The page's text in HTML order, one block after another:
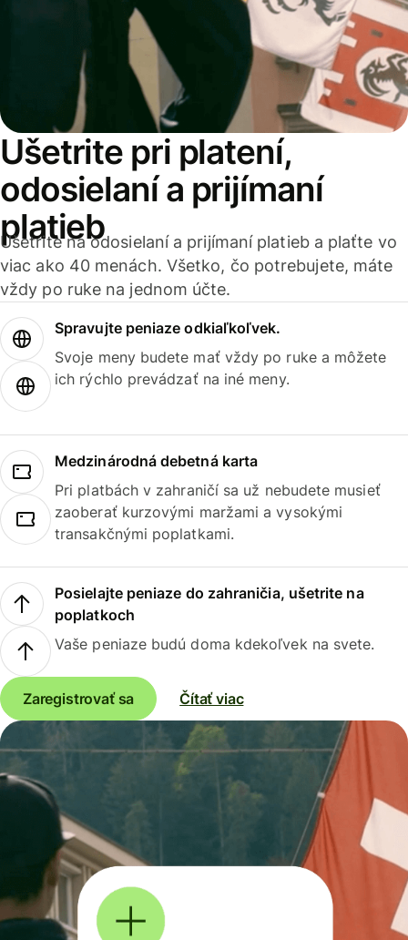
Ušetrite pri platení,
odosielaní a prijímaní
platieb
Ušetrite na odosielaní a prijímaní platieb a plaťte vo
viac ako 40 menách. Všetko, čo potrebujete, máte
vždy po ruke na jednom účte.
Spravujte peniaze odkiaľkoľvek.
Svoje meny budete mať vždy po ruke a môžete
ich rýchlo prevádzať na iné meny.
Medzinárodná debetná karta
Pri platbách v zahraničí sa už nebudete musieť
zaoberať kurzovými maržami a vysokými
transakčnými poplatkami.
Posielajte peniaze do zahraničia, ušetrite na
poplatkoch
Vaše peniaze budú doma kdekoľvek na svete.
Zaregistrovať sa Čítať viac